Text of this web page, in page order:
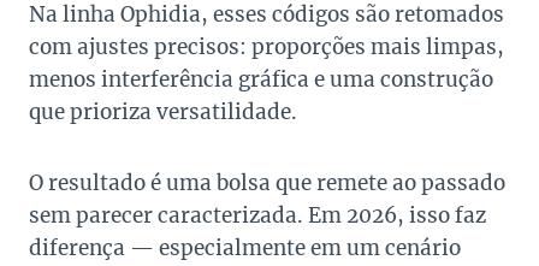
Na linha Ophidia, esses códigos são retomados
com ajustes precisos: proporções mais limpas,
menos interferência gráfica e uma construção
que prioriza versatilidade.
O resultado é uma bolsa que remete ao passado
sem parecer caracterizada. Em 2026, isso faz
diferença — especialmente em um cenário